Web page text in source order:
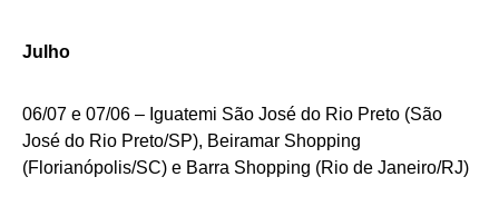
Julho
06/07 e 07/06 – Iguatemi São José do Rio Preto (São
José do Rio Preto/SP), Beiramar Shopping
(Florianópolis/SC) e Barra Shopping (Rio de Janeiro/RJ)